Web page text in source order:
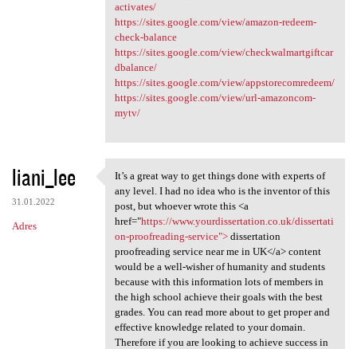
activates/
https://sites.google.com/view/amazon-redeem-
check-balance
https://sites.google.com/view/checkwalmartgiftcar
dbalance/
https://sites.google.com/view/appstorecomredeem/
https://sites.google.com/view/url-amazoncom-
mytv/
liani_lee
31.01.2022
Adres
It’s a great way to get
It’s a great way to get things done with experts of
any level. I had no idea who is the inventor of this
post, but whoever wrote this <a
href="https://www.yourdissertation.co.uk/dissertati
on-proofreading-service">dissertation
proofreading service near me in UK</a> content
would be a well-wisher of humanity and students
because with this information lots of members in
the high school achieve their goals with the best
grades. You can read more about to get proper and
effective knowledge related to your domain.
Therefore if you are looking to achieve success in